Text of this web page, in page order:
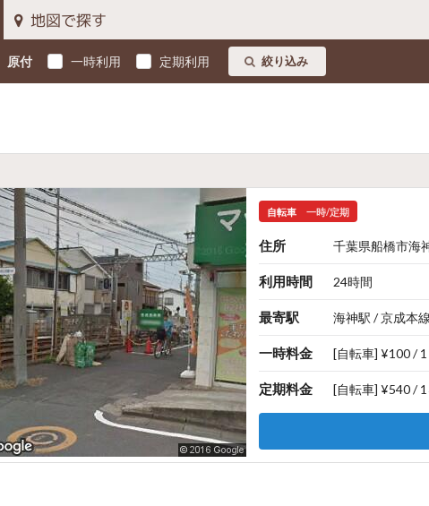
地図で探す
原付 一時利用 定期利用 絞り込み
自転車 一時/定期
住所 千葉県船橋市海
利用時間 24時間
最寄駅 海神駅 / 京成本線
一時料金 [自転車] ¥100 / 1
定期料金 [自転車] ¥540 /